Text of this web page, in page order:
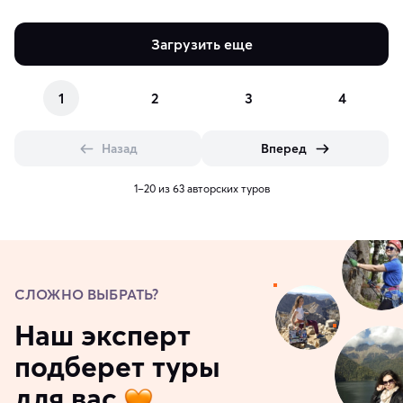
Загрузить еще
1 2 3 4
Назад Вперед
1–20 из 63 авторских туров
СЛОЖНО ВЫБРАТЬ?
Наш эксперт
подберет туры